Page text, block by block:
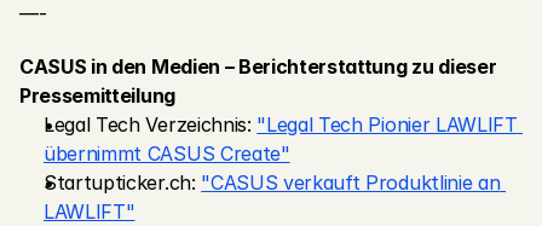
—-
CASUS in den Medien – Berichterstattung zu dieser
Pressemitteilung
Legal Tech Verzeichnis: "Legal Tech Pionier LAWLIFT
übernimmt CASUS Create"
Startupticker.ch: "CASUS verkauft Produktlinie an
LAWLIFT"